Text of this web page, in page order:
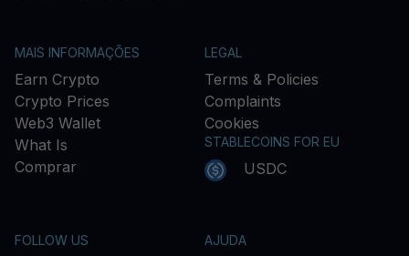
MAIS INFORMAÇÕES
Earn Crypto
Crypto Prices
Web3 Wallet
What Is
Comprar
LEGAL
Terms & Policies
Complaints
Cookies
STABLECOINS FOR EU
USDC
FOLLOW US AJUDA